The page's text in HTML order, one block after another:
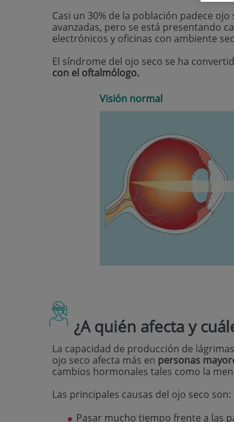
Casi un 30% de la población padece
avanzadas, pero se está presentando
electrónicos y oficinas con ambiente
El síndrome del ojo seco se ha
con el oftalmólogo.
Visión normal
¿A quién afecta y
La capacidad de producción de
ojo seco afecta más en personas
cambios hormonales tales como la
Las principales causas del ojo seco son:
Pasar mucho tiempo frente a las